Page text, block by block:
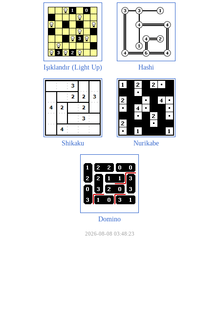
Işıklandır (Light Up) Hashi
Shikaku Nurikabe
Domino
2026-08-08 03:48:23